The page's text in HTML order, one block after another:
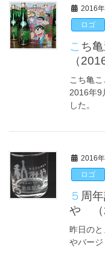
2016
ロゴ
こち亀連載４０周年記念の彫刻酒
（
こち亀
2016年9
した。
2016
ロゴ
５周年記念のロックグラス 和み
や （
昨日の
やバージ